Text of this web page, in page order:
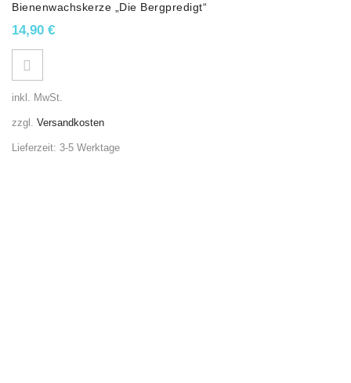
Bienenwachskerze „Die Bergpredigt“
14,90 €
inkl. MwSt.
zzgl. Versandkosten
Lieferzeit: 3-5 Werktage